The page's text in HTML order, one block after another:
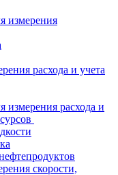
измерения
расхода и учета
измерения расхода и
скорости,